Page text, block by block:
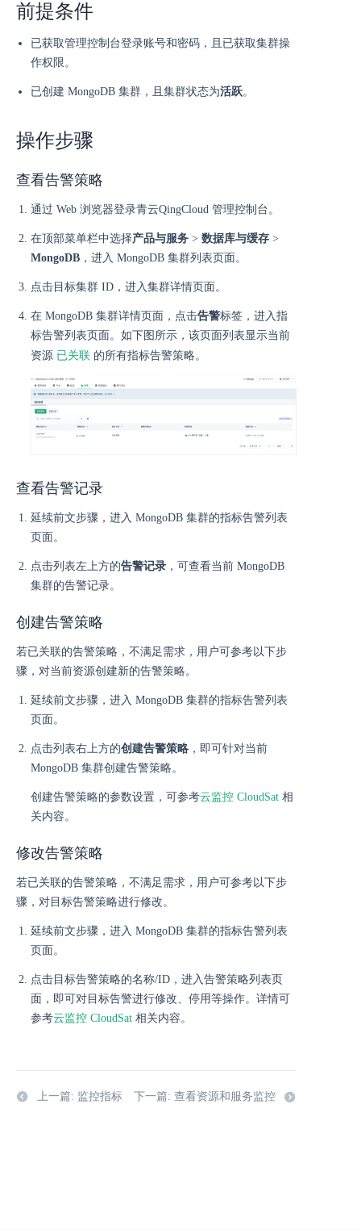
前提条件
已获取管理控制台登录账号和密码，且已获取集群操
作权限。
已创建 MongoDB 集群，且集群状态为活跃。
操作步骤
查看告警策略
通过 Web 浏览器登录青云QingCloud 管理控制台。
在顶部菜单栏中选择产品与服务 > 数据库与缓存 >
MongoDB ，进入 MongoDB 集群列表页面。
点击目标集群 ID，进入集群详情页面。
在 MongoDB 集群详情页面，点击告警标签，进入指
标告警列表页面。如下图所示，该页面列表显示当前
资源 已关联 的所有指标告警策略。
查看告警记录
延续前文步骤，进入 MongoDB 集群的指标告警列表
页面。
点击列表左上方的告警记录 ，可查看当前 MongoDB
集群的告警记录。
创建告警策略
若已关联的告警策略，不满足需求，用户可参考以下步
骤，对当前资源创建新的告警策略。
延续前文步骤，进入 MongoDB 集群的指标告警列表
页面。
点击列表右上方的创建告警策略 ，即可针对当前
MongoDB 集群创建告警策略。
创建告警策略的参数设置，可参考云监控 CloudSat 相
关内容。
修改告警策略
若已关联的告警策略，不满足需求，用户可参考以下步
骤，对目标告警策略进行修改。
延续前文步骤，进入 MongoDB 集群的指标告警列表
页面。
点击目标告警策略的名称/ID，进入告警策略列表页
面，即可对目标告警进行修改、停用等操作。详情可
参考云监控 CloudSat 相关内容。
上一篇: 监控指标 下一篇: 查看资源和服务监控